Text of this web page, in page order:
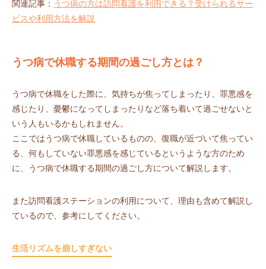
関連記事： うつ病の方は訪問看護を利用できる？受けられるサー
ビスや利用方法を解説
うつ病で休職する期間の過ごし方とは？
うつ病で休職をした際に、気持ちが焦ってしまったり、罪悪感を
感じたり、憂鬱になってしまったりなど落ち着いて過ごせないと
いう人もいるかもしれません。
ここではうつ病で休職しているものの、復職が近づいて焦ってい
る、何もしていない罪悪感を感じているというような方のため
に、うつ病で休職する期間の過ごし方について解説します。
また訪問看護ステーションの利用について、理由も含めて解説し
ているので、参考にしてください。
生活リズムを崩しすぎない